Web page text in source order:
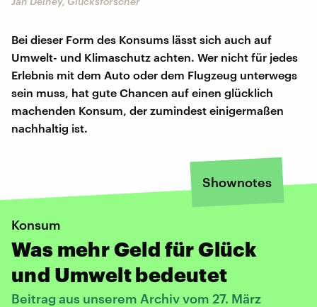
Bei dieser Form des Konsums lässt sich auch auf
Umwelt- und Klimaschutz achten. Wer nicht für jedes
Erlebnis mit dem Auto oder dem Flugzeug unterwegs
sein muss, hat gute Chancen auf einen glücklich
machenden Konsum, der zumindest einigermaßen
nachhaltig ist.
Shownotes
Konsum
Was mehr Geld für Glück
und Umwelt bedeutet
Beitrag aus unserem Archiv vom 27. März